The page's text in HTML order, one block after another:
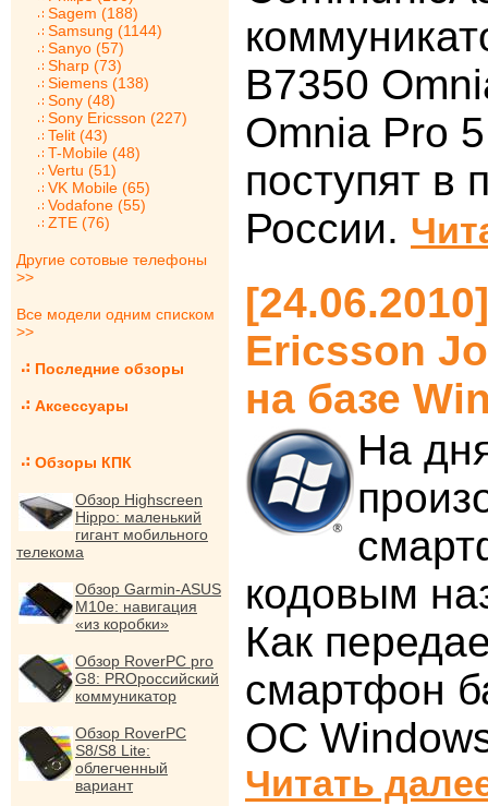
Sagem (188)
Samsung (1144)
Sanyo (57)
Sharp (73)
Siemens (138)
Sony (48)
Sony Ericsson (227)
Telit (43)
T-Mobile (48)
Vertu (51)
VK Mobile (65)
Vodafone (55)
ZTE (76)
Другие сотовые телефоны
>>
Все модели одним списком
>>
Последние обзоры
Аксессуары
Обзоры КПК
Обзор Highscreen
Hippo: маленький
гигант мобильного
телекома
Обзор Garmin-ASUS
M10e: навигация
«из коробки»
Обзор RoverPC pro
G8: PROроссийский
коммуникатор
Обзор RoverPC
S8/S8 Lite:
облегченный
вариант
B7350
Omnia Pro
поступят в
России.
Ericsson
на базе
На
кодовым
Как
смартфон
ОС
Читать